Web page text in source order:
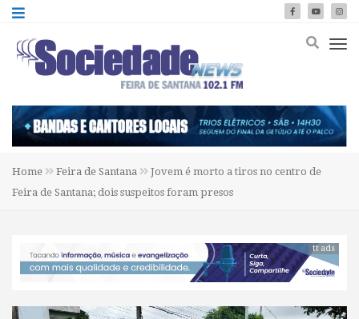
Home Feira de Santana
Jovem é morto a tiros no centro de
Feira de Santana; dois suspeitos foram presos
tt ads